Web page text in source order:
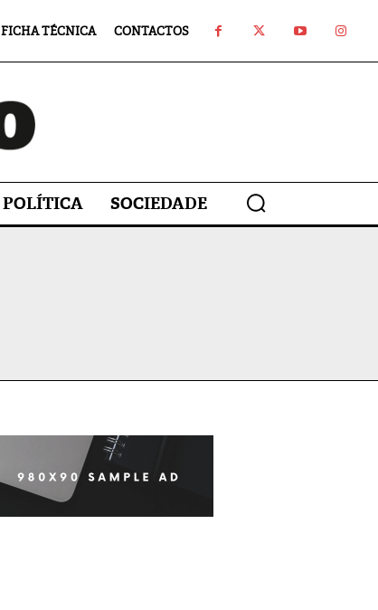
FICHA TÉCNICA CONTACTOS
POLÍTICA SOCIEDADE